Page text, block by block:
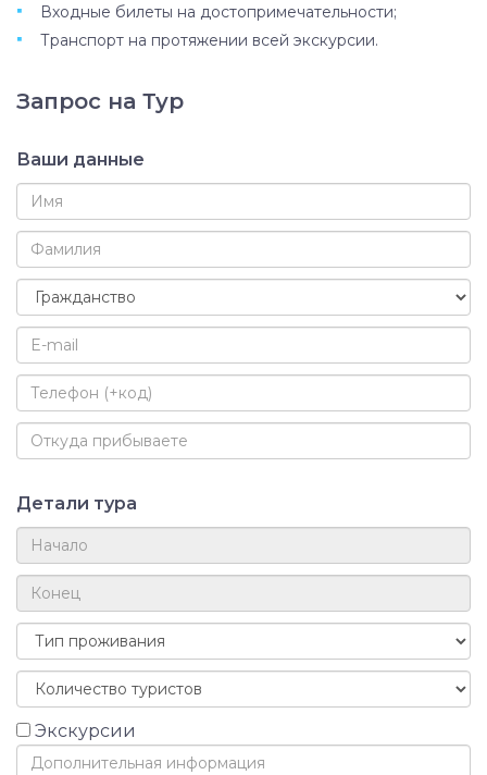
Входные билеты на достопримечательности;
Транспорт на протяжении всей экскурсии.
Запрос на Тур
Ваши данные
Детали тура
Экскурсии